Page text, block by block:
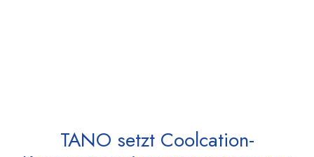
TANO setzt Coolcation-